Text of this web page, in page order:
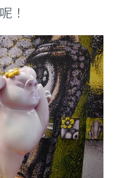
！